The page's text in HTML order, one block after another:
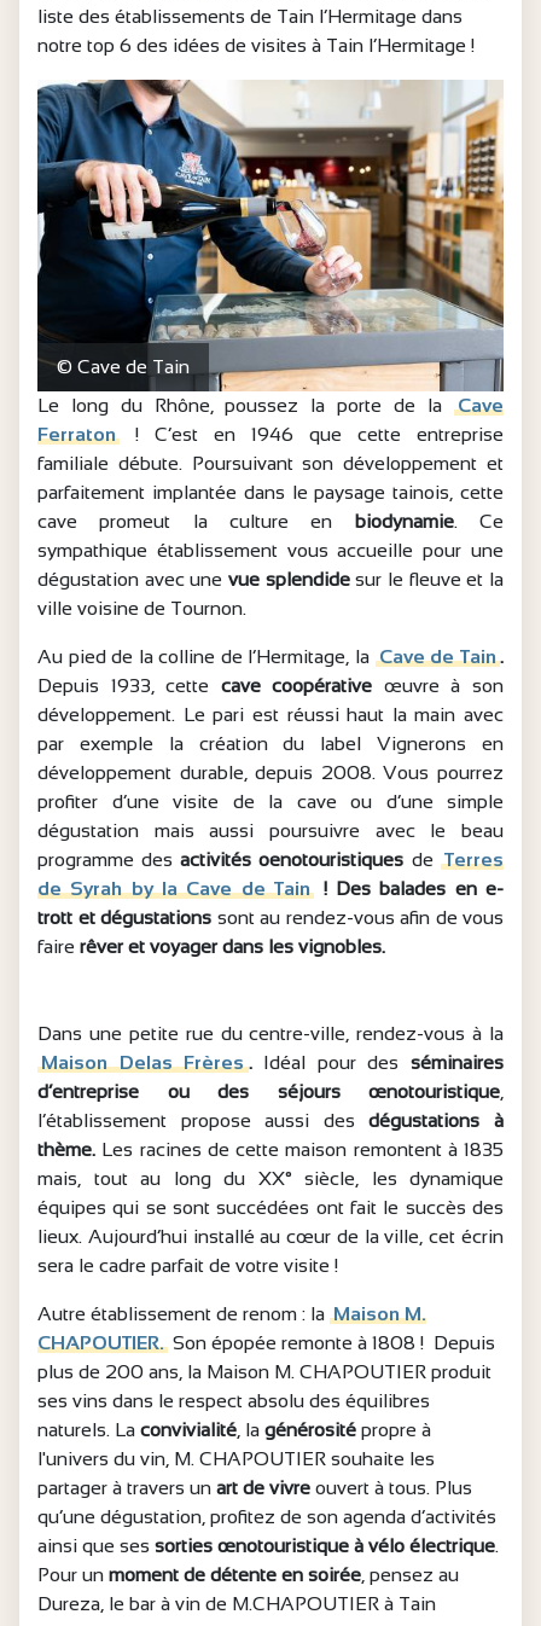
liste des établissements de Tain l’Hermitage dans
notre top 6 des idées de visites à Tain l’Hermitage !
© Cave de Tain
Le long du Rhône, poussez la porte de la
Cave
Ferraton
! C’est en 1946 que cette entreprise
familiale débute. Poursuivant son développement et
parfaitement implantée dans le paysage tainois, cette
cave promeut la culture en biodynamie. Ce
sympathique établissement vous accueille pour une
dégustation avec une vue splendidesur le fleuve et la
ville voisine de Tournon.
Au pied de la colline de l’Hermitage, la Cave de Tain.
Depuis 1933, cette cave coopérative œuvre à son
développement. Le pari est réussi haut la main avec
par exemple la création du label Vignerons en
développement durable, depuis 2008. Vous pourrez
profiter d’une visite de la cave ou d’une simple
dégustation mais aussi poursuivre avec le beau
programme desactivités oenotouristiques de Terres
de Syrah by la Cave de Tain
! Des balades en e-
trott et dégustations sont au rendez-vous afin de vous
faire rêver et voyager dans les vignobles.
Dans une petite rue du centre-ville, rendez-vous à la
Maison Delas Frères. Idéal pour desséminaires
d’entreprise ou des séjours œnotouristique
l’établissement propose aussi desdégustations à
thème. Les racines de cette maison remontent à 1835
mais, tout au long du XX° siècle, les dynamique
équipes qui se sont succédées ont fait le succès des
lieux. Aujourd’hui installé au cœur de la ville, cet écrin
sera le cadre parfait de votre visite !
Autre établissement de renom : la Maison M.
CHAPOUTIER. Son épopée remonte à 1808 ! Depuis
plus de 200 ans, la Maison M. CHAPOUTIER produit
ses vins dans le respect absolu des équilibres
naturels. La convivialité , la générosité propre à
l'univers du vin, M. CHAPOUTIER souhaite les
partager à travers un art de vivre ouvert à tous. Plus
qu’une dégustation, profitez de son agenda d’activités
ainsi que ses sorties œnotouristique à vélo électrique.
Pour un moment de détente en soirée , pensez au
Dureza, le bar à vin de M.CHAPOUTIER à Tain